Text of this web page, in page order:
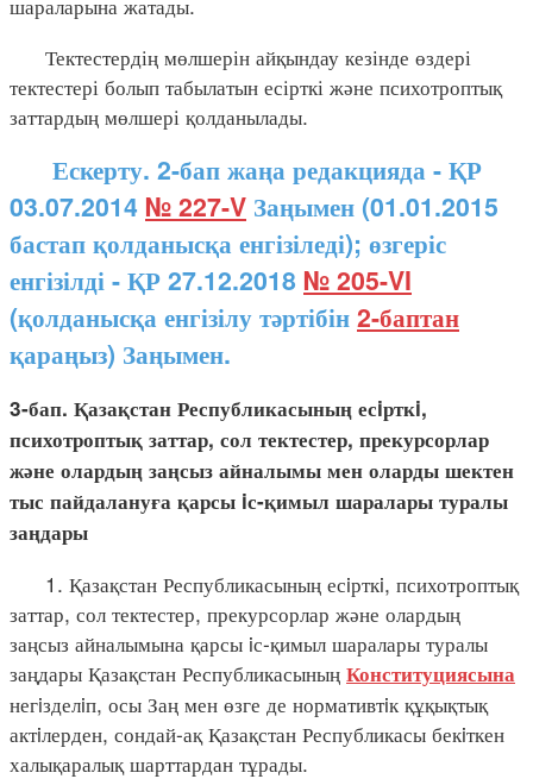
Тектестердің мөлшерін айқындау кезінде өздері
тектестері болып табылатын есірткі және психотроптық
заттардың мөлшері қолданылады.
Ескерту. 2-бап жаңа редакцияда - ҚР
03.07.2014 № 227-V Заңымен (01.01.2015
бастап қолданысқа енгізіледі); өзгеріс
енгізілді - ҚР 27.12.2018 № 205-VI
(қолданысқа енгізілу тәртібін2-баптан
қараңыз) Заңымен.
3-бап. Қазақстан Республикасының есiрткi,
психотроптық заттар, сол тектестер, прекурсорлар
және олардың заңсыз айналымы мен оларды шектен
тыс пайдалануға қарсы iс-қимыл шаралары туралы
заңдары
1. Қазақстан Республикасының есiрткi, психотроптық
заттар, сол тектестер, прекурсорлар және олардың
заңсыз айналымына қарсы iс-қимыл шаралары туралы
заңдары Қазақстан Республикасының Конституциясына
негiзделiп, осы Заң мен өзге де нормативтiк құқықтық
актiлерден, сондай-ақ Қазақстан Республикасы бекiткен
халықаралық шарттардан тұрады.